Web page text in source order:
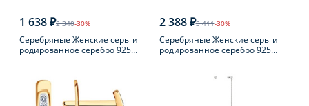
1 638 ₽2 340-30%
Серебряные Женские серьги
родированное серебро 925
2 388 ₽3 411-30%
Серебряные Женские серьги
родированное серебро 925